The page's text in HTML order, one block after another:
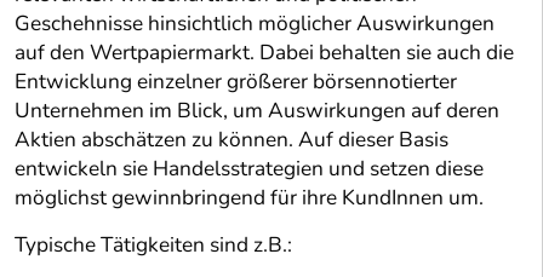
Geschehnisse hinsichtlich möglicher Auswirkungen
auf den Wertpapiermarkt. Dabei behalten sie auch die
Entwicklung einzelner größerer börsennotierter
Unternehmen im Blick, um Auswirkungen auf deren
Aktien abschätzen zu können. Auf dieser Basis
entwickeln sie Handelsstrategien und setzen diese
möglichst gewinnbringend für ihre KundInnen um.
Typische Tätigkeiten sind z.B.: